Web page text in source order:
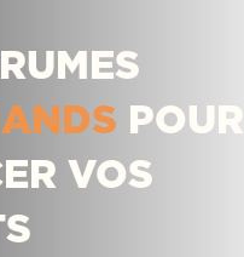
POUR
VOS